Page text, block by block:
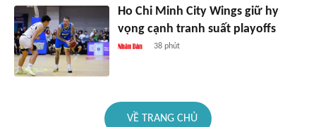
Ho Chi Minh City Wings giữ hy
vọng cạnh tranh suất playoffs
38 phút
VỀ TRANG CHỦ